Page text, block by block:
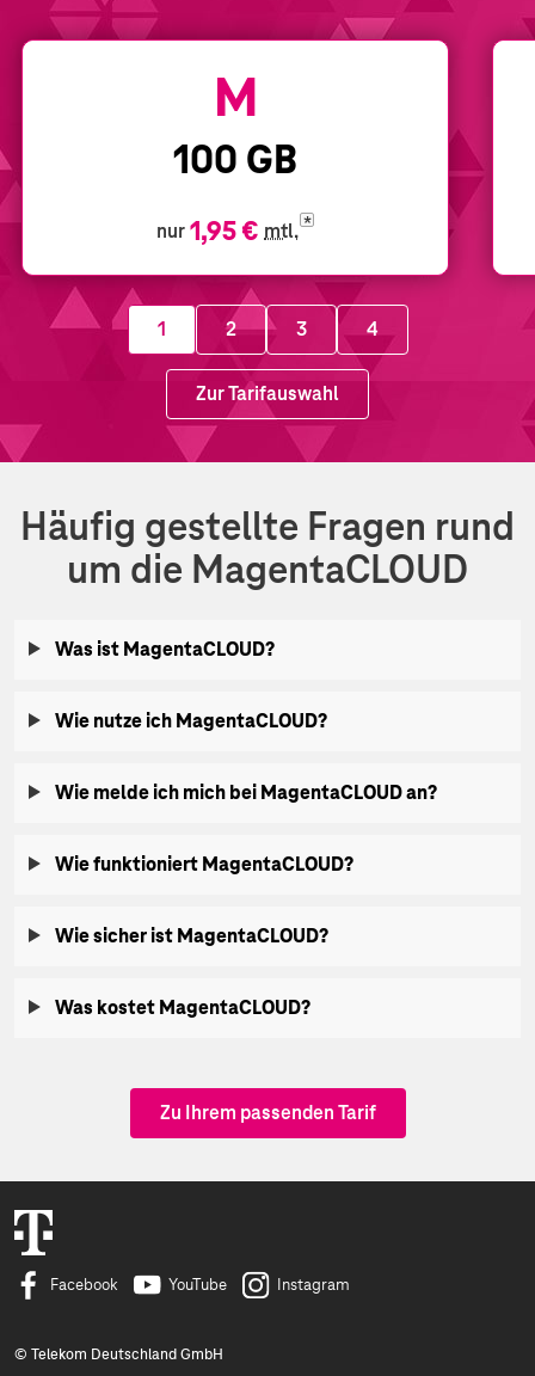
Tarif:
M
100 GB
nur1,95 € mtl.
*
1 2 3 4
Zur Tarifauswahl
Häufig gestellte Fragen rund
um die MagentaCLOUD
Was ist MagentaCLOUD?
Wie nutze ich MagentaCLOUD?
Wie melde ich mich bei MagentaCLOUD an?
Wie funktioniert MagentaCLOUD?
Wie sicher ist MagentaCLOUD?
Was kostet MagentaCLOUD?
Zu Ihrem passenden Tarif
Facebook YouTube Instagram
© Telekom Deutschland GmbH